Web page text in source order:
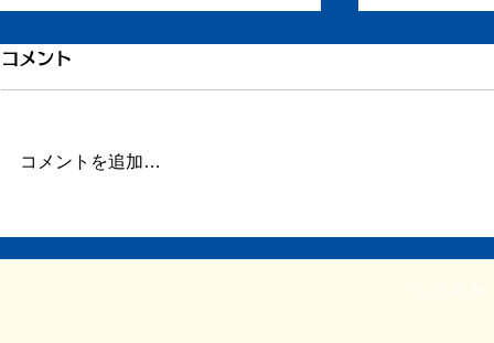
引き続き倦怠感
に明け方に高熱が出たり、ちょっ
くべきなのかもしれません。 体
か。 身体に
コメント
コメントを追加…